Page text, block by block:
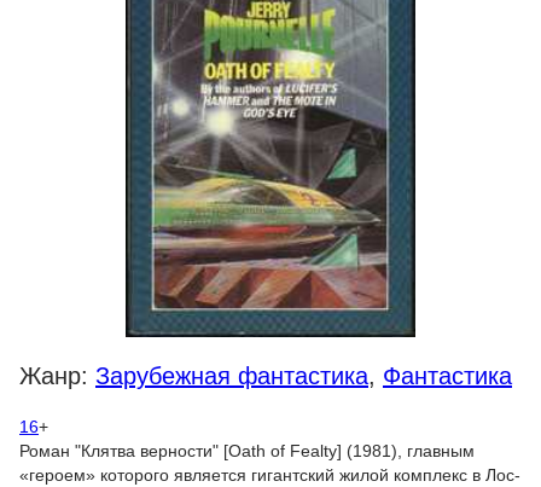
Жанр: Зарубежная фантастика, Фантастика
16+
Роман "Клятва верности" [Oath of Fealty] (1981), главным
«героем» которого является гигантский жилой комплекс в Лос-